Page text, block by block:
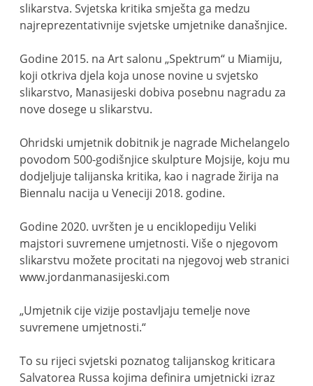
slikarstva. Svjetska kritika smješta ga medzu
najreprezentativnije svjetske umjetnike današnjice.
Godine 2015. na Art salonu „Spektrum“ u Miamiju,
koji otkriva djela koja unose novine u svjetsko
slikarstvo, Manasijeski dobiva posebnu nagradu za
nove dosege u slikarstvu.
Ohridski umjetnik dobitnik je nagrade Michelangelo
povodom 500-godišnjice skulpture Mojsije, koju mu
dodjeljuje talijanska kritika, kao i nagrade žirija na
Biennalu nacija u Veneciji 2018. godine.
Godine 2020. uvršten je u enciklopediju Veliki
majstori suvremene umjetnosti. Više o njegovom
slikarstvu možete procitati na njegovoj web stranici
www.jordanmanasijeski.com
„Umjetnik cije vizije postavljaju temelje nove
suvremene umjetnosti.“
To su rijeci svjetski poznatog talijanskog kriticara
Salvatorea Russa kojima definira umjetnicki izraz